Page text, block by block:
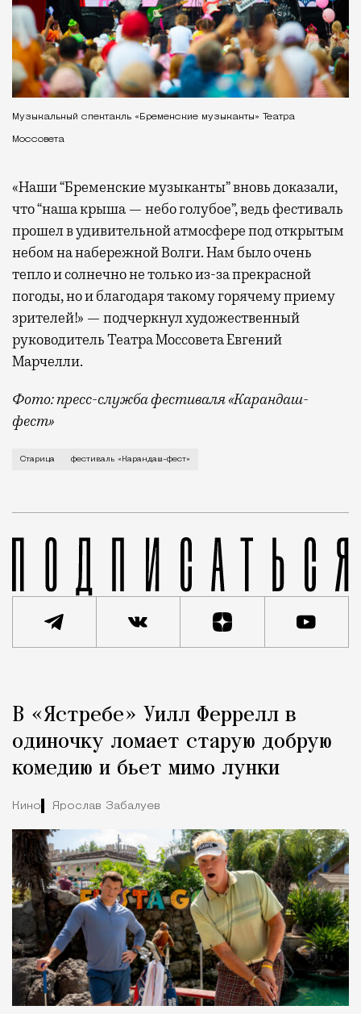
Музыкальный спектакль «Бременские музыканты» Театра
Моссовета
«Наши “Бременские музыканты” вновь доказали,
что “наша крыша — небо голубое”, ведь фестиваль
прошел в удивительной атмосфере под открытым
небом на набережной Волги. Нам было очень
тепло и солнечно не только из-за прекрасной
погоды, но и благодаря такому горячему приему
зрителей!» — подчеркнул художественный
руководитель Театра Моссовета Евгений
Марчелли.
Фото: пресс-служба фестиваля «Карандаш-
фест»
В минувший уикенд маленькая Старица в
Старица фестиваль «Карандаш-фест»
Город
В «Ястребе» Уилл Феррелл в
одиночку ломает старую добрую
комедию и бьет мимо лунки
Кино Ярослав Забалуев